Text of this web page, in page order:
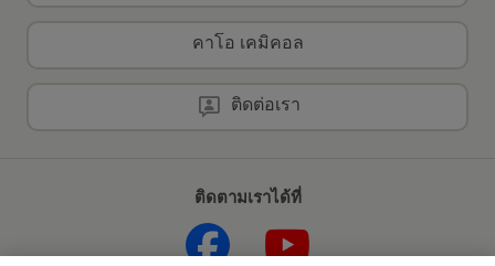
คาโอ เคมิคอล
ติดต่อเรา
ติดตามเราได้ที่